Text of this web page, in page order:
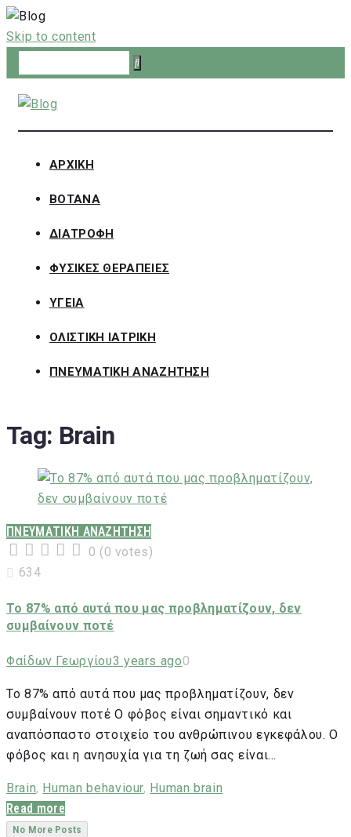
Skip to content
ΑΡΧΙΚΗ
ΒΟΤΑΝΑ
ΔΙΑΤΡΟΦΗ
ΦΥΣΙΚΕΣ ΘΕΡΑΠΕΙΕΣ
ΥΓΕΙΑ
ΟΛΙΣΤΙΚΗ ΙΑΤΡΙΚΗ
ΠΝΕΥΜΑΤΙΚΗ ΑΝΑΖΗΤΗΣΗ
Tag: Brain
ΠΝΕΥΜΑΤΙΚΗ ΑΝΑΖΗΤΗΣΗ
2
1
0 (0 votes)
634
Το 87% από αυτά που μας προβληματίζουν, δεν
συμβαίνουν ποτέ
Φαίδων Γεωργίου3 years ago0
Το 87% από αυτά που μας προβληματίζουν, δεν
συμβαίνουν ποτέ Ο φόβος είναι σημαντικό και
αναπόσπαστο στοιχείο του ανθρώπινου εγκεφάλου. Ο
φόβος και η ανησυχία για τη ζωή σας είναι…
Brain, Human behaviour, Human brain
Read more
No More Posts